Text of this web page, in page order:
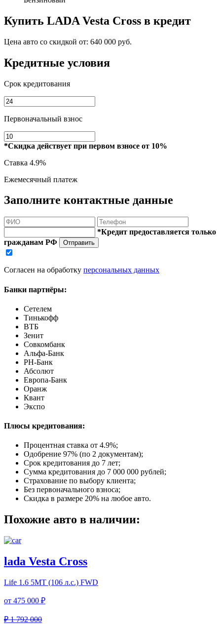
Купить LADA Vesta Cross в кредит
Цена авто со скидкой от: 640 000 руб.
Кредитные условия
Срок кредитования
Первоначальный взнос
*Скидка действует при первом взносе от 10%
Ставка 4.9%
Ежемесячный платеж
Заполните контактные данные
*Кредит предоставляется только
гражданам РФ
Отправить
Согласен на обработку персональных данных
Банки партнёры:
Сетелем
Тинькофф
ВТБ
Зенит
Совкомбанк
Альфа-Банк
РН-Банк
Абсолют
Европа-Банк
Оранж
Квант
Экспо
Плюсы кредитования:
Процентная ставка от 4.9%;
Одобрение 97% (по 2 документам);
Срок кредитования до 7 лет;
Сумма кредитования до 7 000 000 рублей;
Страхование по выбору клиента;
Без первоначального взноса;
Скидка в размере 20% на любое авто.
Похожие авто в наличии:
lada Vesta Cross
Life 1.6 5MT (106 л.с.) FWD
от 475 000 ₽
₽ 1 792 000